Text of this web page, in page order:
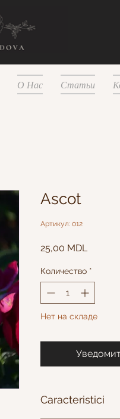
О Нас Статьи
Ascot
Артикул: 012
25,00 MDL
Количество *
Нет на складе
Caracteristici